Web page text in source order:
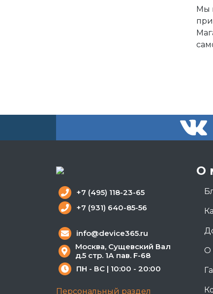
Мы
О
О
+7 (495) 118-23-65
+7 (931) 640-85-56
info@device365.ru
Москва, Сущевский Вал
д.5 стр. 1А пав. F-68
ПН - ВС | 10:00 - 20:00
Персональный раздел